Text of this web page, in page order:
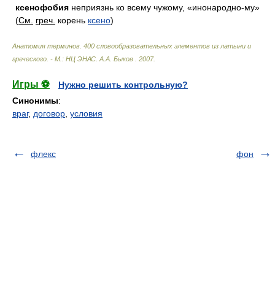
ксенофобия неприязнь ко всему чужому, «инонародно-му»
(См. греч. корень ксено)
Анатомия терминов. 400 словообразовательных элементов из латыни и
греческого. - М.: НЦ ЭНАС А.А. Быков 2007.
Игры ⚽
Нужно решить контрольную?
Синонимы:
враг, договор условия
флекс фон